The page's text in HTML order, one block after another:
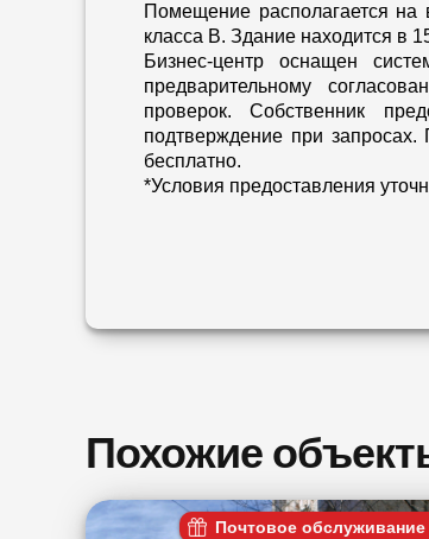
Помещение располагается на
класса B. Здание находится в
Бизнес-центр оснащен
предварительному
проверок. Собственник
подтверждение при
бесплатно.
*Условия предоставления
Похожие
Почтовое обслуживание